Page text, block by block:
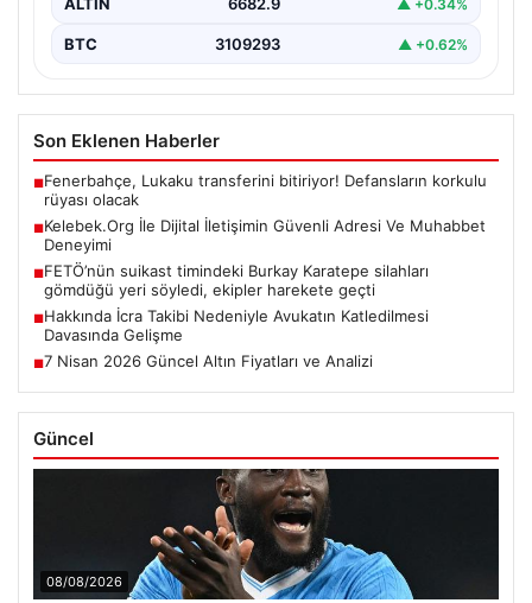
ALTIN 6682.9 ▲ +0.34%
BTC 3109293 ▲ +0.62%
Son Eklenen Haberler
■Fenerbahçe, Lukaku transferini bitiriyor! Defansların korkulu
rüyası olacak
■Kelebek.Org İle Dijital İletişimin Güvenli Adresi Ve Muhabbet
Deneyimi
■FETÖ’nün suikast timindeki Burkay Karatepe silahları
gömdüğü yeri söyledi, ekipler harekete geçti
■Hakkında İcra Takibi Nedeniyle Avukatın Katledilmesi
Davasında Gelişme
■7 Nisan 2026 Güncel Altın Fiyatları ve Analizi
Güncel
08/08/2026